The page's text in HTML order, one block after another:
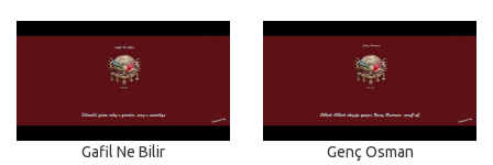
Gafil Ne Bilir Genç Osman